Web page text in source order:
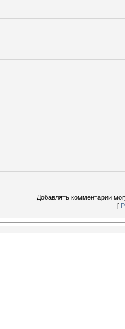
Добавлять комментарии
[